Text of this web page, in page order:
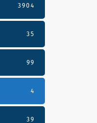
3904
35
99
4
39